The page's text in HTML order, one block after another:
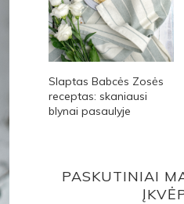
Slaptas Babcės Zosės
receptas: skaniausi
blynai pasaulyje
PASKUTINIAI